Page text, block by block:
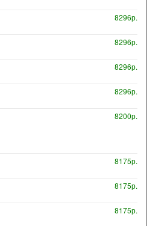
8296р.
8296р.
8296р.
8296р.
8200р.
8175р.
8175р.
8175р.